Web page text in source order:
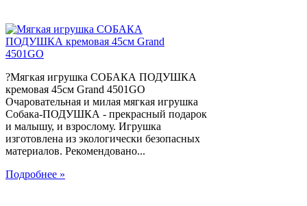
?Мягкая игрушка СОБАКА ПОДУШКА
кремовая 45см Grand 4501GO
Очаровательная и милая мягкая игрушка
Собака-ПОДУШКА - прекрасный подарок
и малышу, и взрослому. Игрушка
изготовлена из экологически безопасных
материалов. Рекомендовано...
Подробнее »